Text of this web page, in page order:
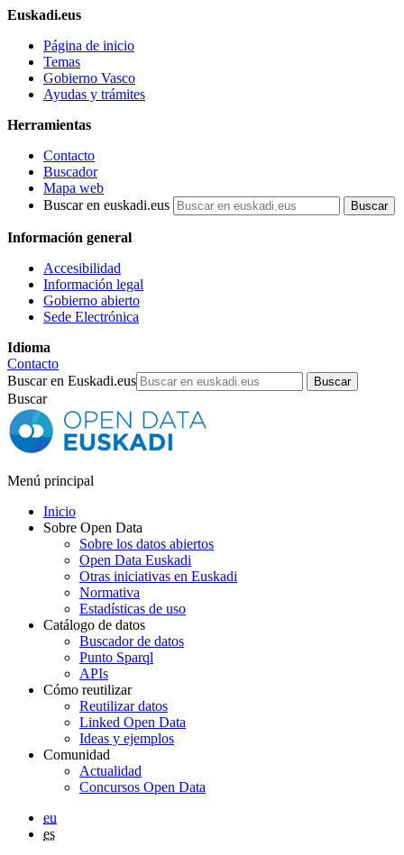
Euskadi.eus
Página de inicio
Temas
Gobierno Vasco
Ayudas y trámites
Herramientas
Contacto
Buscador
Mapa web
Buscar en euskadi.eus
Información general
Accesibilidad
Información legal
Gobierno abierto
Sede Electrónica
Idioma
Contacto
Buscar en Euskadi.eus
Buscar
Menú principal
Inicio
Sobre Open Data
Sobre los datos abiertos
Open Data Euskadi
Otras iniciativas en Euskadi
Normativa
Estadísticas de uso
Catálogo de datos
Buscador de datos
Punto Sparql
APIs
Cómo reutilizar
Reutilizar datos
Linked Open Data
Ideas y ejemplos
Comunidad
Actualidad
Concursos Open Data
eu
es